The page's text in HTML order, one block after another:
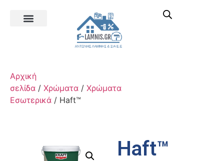
Αρχική
σελίδα / Χρώματα / Χρώματα
Εσωτερικά / Haft™
Haft™